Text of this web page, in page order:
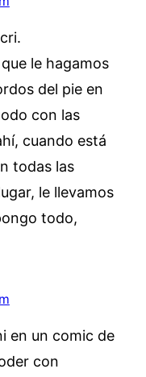
le hagamos
del pie en
con las
cuando está
todas las
le llevamos
todo,
en un comic de
con